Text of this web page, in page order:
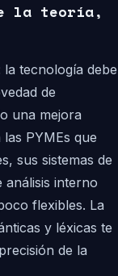
la teoría,
tecnología debe
de
una mejora
PYMEs que
sus sistemas de
análisis interno
flexibles. La
y léxicas te
de la